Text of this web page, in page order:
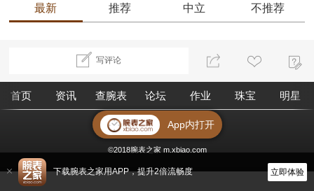
最新 推荐 中立 不推荐
写评论
首页 资讯 查腕表 论坛 作业 珠宝 明星
去电脑版
©2018腕表之家 m.xbiao.com
App内打开
下载腕表之家用APP，提升2倍流畅度 立即体验